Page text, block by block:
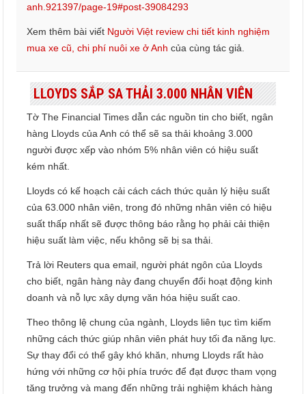
anh.921397/page-19#post-39084293
Xem thêm bài viết Người Việt review chi tiết kinh nghiệm
mua xe cũ, chi phí nuôi xe ở Anh của cùng tác giả.
LLOYDS SẮP SA THẢI 3.000 NHÂN VIÊN
Tờ The Financial Times dẫn các nguồn tin cho biết, ngân
hàng Lloyds của Anh có thể sẽ sa thải khoảng 3.000
người được xếp vào nhóm 5% nhân viên có hiệu suất
kém nhất.
Lloyds có kế hoạch cải cách cách thức quản lý hiệu suất
của 63.000 nhân viên, trong đó những nhân viên có hiệu
suất thấp nhất sẽ được thông báo rằng họ phải cải thiện
hiệu suất làm việc, nếu không sẽ bị sa thải.
Trả lời Reuters qua email, người phát ngôn của Lloyds
cho biết, ngân hàng này đang chuyển đổi hoạt động kinh
doanh và nỗ lực xây dựng văn hóa hiệu suất cao.
Theo thông lệ chung của ngành, Lloyds liên tục tìm kiếm
những cách thức giúp nhân viên phát huy tối đa năng lực.
Sự thay đổi có thể gây khó khăn, nhưng Lloyds rất hào
hứng với những cơ hội phía trước để đạt được tham vọng
tăng trưởng và mang đến những trải nghiệm khách hàng